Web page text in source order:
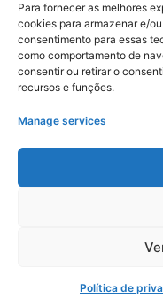
Para fornecer as melhores
cookies para armazenar e/
consentimento para essas
como comportamento de
consentir ou retirar o
recursos e funções.
Manage services
Política de
Editais
Política de
Código de
© Todos os